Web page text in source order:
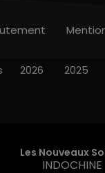
Les Nouveaux
INDOCHINE
2026 2025